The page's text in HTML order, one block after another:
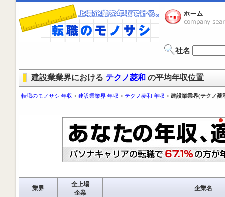
社名
建設業業界における テクノ菱和 の平均年収位置
転職のモノサシ 年収 > 建設業業界 年収 > テクノ菱和 年収 > 建設業業界(テクノ菱
業界
全上場
企業
企業名